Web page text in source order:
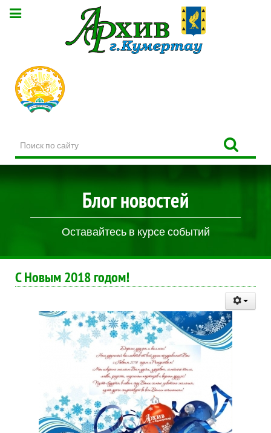
по
сайту
Блог новостей
Оставайтесь в курсе событий
С Новым 2018 годом!